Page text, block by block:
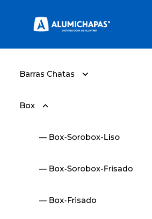
Barras Chatas
— Barra Chata Com Raios
Box
— Box-Sorobox-Liso
— Box-Sorobox-Frisado
— Box-Frisado